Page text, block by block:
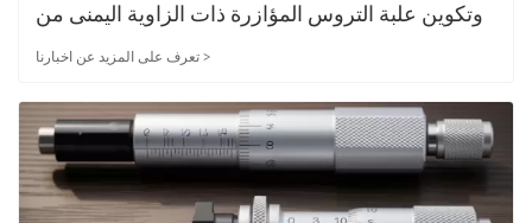
وتكوين علبة التروس المؤازرة ذات الزاوية اليمنى من
Newgear
تعرف على المزيد عن اخبارنا >